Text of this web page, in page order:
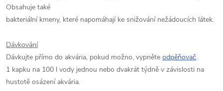
Obsahuje také
bakteriální kmeny, které napomáhají ke snižování nežádoucích látek.
Dávkování
Dávkujte přímo do akvária, pokud možno, vypněte odpěňovač.
1 kapku na 100 l vody jednou nebo dvakrát týdně v závislosti na
hustotě osázení akvária.